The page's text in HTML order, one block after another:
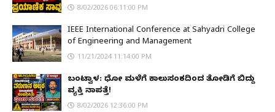
8/02/2026 06:11:00 PM
IEEE International Conference at Sahyadri College
of Engineering and Management
11/21/2024 11:14:00 PM
ಬಂಟ್ವಾಳ: ಧೋ ಮಳೆಗೆ ಕಾಲುಸಂಕದಿಂದ ತೋಡಿಗೆ ಬಿದ್ದು
ವ್ಯಕ್ತಿ ನಾಪತ್ತೆ!
8/02/2026 12:36:00 PM